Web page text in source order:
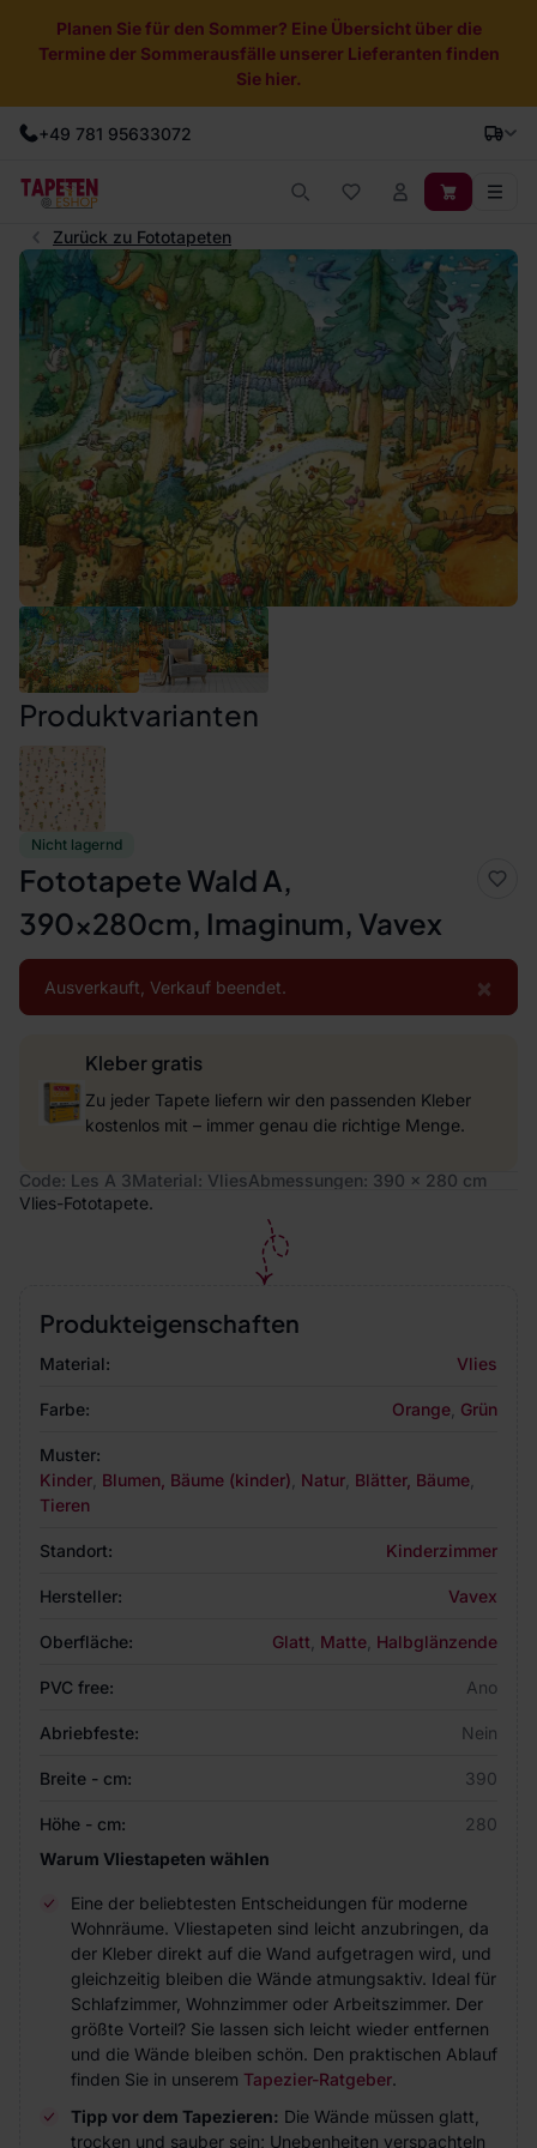
Planen Sie für den Sommer? Eine Übersicht über die
Termine der Sommerausfälle unserer Lieferanten finden
Sie hier.
+49 781 95633072
Zurück zu Fototapeten
Nicht lagernd
Fototapete Wald A,
390x280cm, Imaginum, Vavex
×
Ausverkauft, Verkauf beendet.
Kleber gratis
Zu jeder Tapete liefern wir den passenden Kleber
kostenlos mit – immer genau die richtige Menge.
Code: Les A 3Material: VliesAbmessungen: 390 x 280 cm
Vlies-Fototapete.
Produktvarianten
Produkteigenschaften
Material: Vlies
Farbe: Orange Grün
Muster:
Kinder Blumen, Bäume (kinder) Natur Blätter, Bäume
Tieren
Standort: Kinderzimmer
Hersteller: Vavex
Oberfläche: Glatt Matte Halbglänzende
PVC free: Ano
Abriebfeste: Nein
Breite - cm: 390
Höhe - cm:
280
Warum Vliestapeten wählen
Eine der beliebtesten Entscheidungen für moderne
Wohnräume. Vliestapeten sind leicht anzubringen, da
der Kleber direkt auf die Wand aufgetragen wird, und
gleichzeitig bleiben die Wände atmungsaktiv. Ideal für
Schlafzimmer, Wohnzimmer oder Arbeitszimmer. Der
größte Vorteil? Sie lassen sich leicht wieder entfernen
und die Wände bleiben schön. Den praktischen Ablauf
finden Sie in unserem Tapezier-Ratgeber.
Tipp vor dem Tapezieren: Die Wände müssen glatt,
trocken und sauber sein; Unebenheiten verspachteln